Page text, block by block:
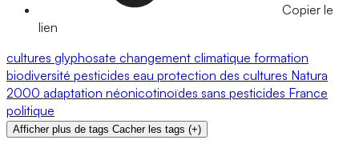
Copier le
lien
cultures glyphosate changement climatique formation
biodiversité pesticides eau protection des cultures Natura
2000 adaptation néonicotinoïdes sans pesticides France
politique
Afficher plus de tags Cacher les tags (+)